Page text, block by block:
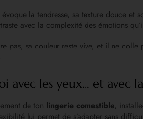
la tendresse, sa texture douce et
avec la complexité des émotions
pas, sa couleur reste vive, et il ne
.
avec les yeux… et avec
de ton lingerie comestible,
lui permet de s’adapter sans